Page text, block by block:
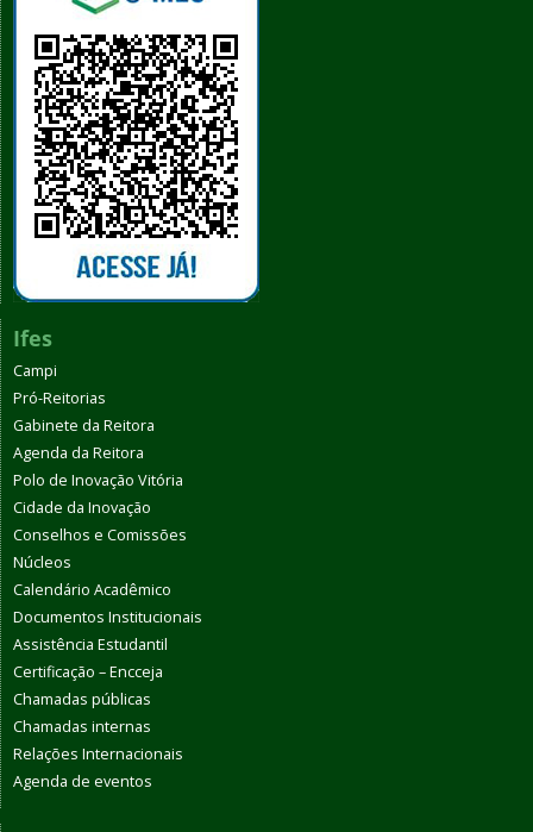
Ifes
Campi
Pró-Reitorias
Gabinete da Reitora
Agenda da Reitora
Polo de Inovação Vitória
Cidade da Inovação
Conselhos e Comissões
Núcleos
Calendário Acadêmico
Documentos Institucionais
Assistência Estudantil
Certificação – Encceja
Chamadas públicas
Chamadas internas
Relações Internacionais
Agenda de eventos